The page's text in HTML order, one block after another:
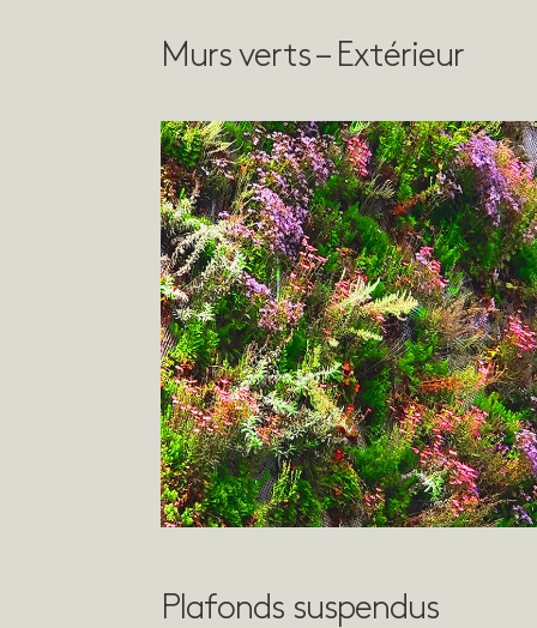
Murs verts – Extérieur
Plafonds suspendus